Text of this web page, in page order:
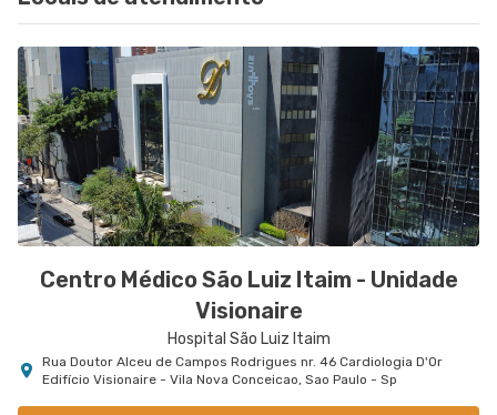
Centro Médico São Luiz Itaim - Unidade
Visionaire
Hospital São Luiz Itaim
Rua Doutor Alceu de Campos Rodrigues nr. 46 Cardiologia D'Or
Edifício Visionaire - Vila Nova Conceicao, Sao Paulo - Sp